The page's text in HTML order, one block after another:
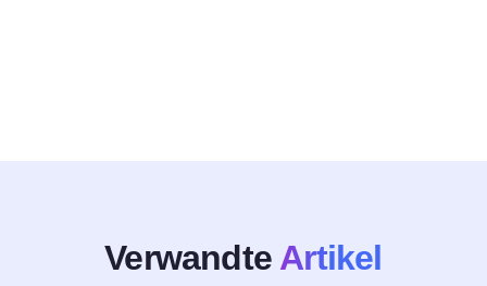
Verwandte Artikel